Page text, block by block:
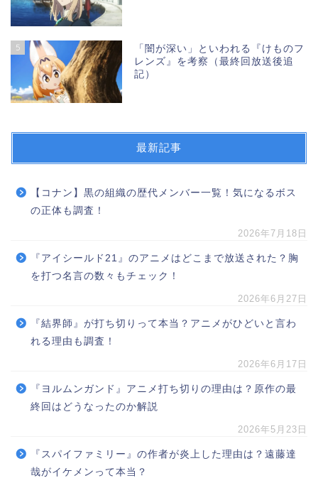
5
「闇が深い」といわれる『けものフ
レンズ』を考察（最終回放送後追
記）
最新記事
【コナン】黒の組織の歴代メンバー一覧！気になるボス
の正体も調査！
2026年7月18日
『アイシールド21』のアニメはどこまで放送された？胸
を打つ名言の数々もチェック！
2026年6月27日
『結界師』が打ち切りって本当？アニメがひどいと言わ
れる理由も調査！
2026年6月17日
『ヨルムンガンド』アニメ打ち切りの理由は？原作の最
終回はどうなったのか解説
2026年5月23日
『スパイファミリー』の作者が炎上した理由は？遠藤達
哉がイケメンって本当？